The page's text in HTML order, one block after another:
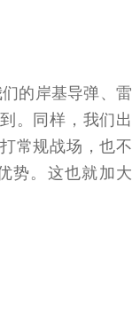
的岸基导弹、雷
。同样，我们出
常规战场，也不
势。这也就加大